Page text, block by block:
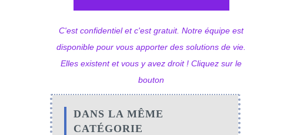
C'est confidentiel et c'est gratuit. Notre équipe est
disponible pour vous apporter des solutions de vie.
Elles existent et vous y avez droit ! Cliquez sur le
bouton
DANS LA MÊME
CATÉGORIE